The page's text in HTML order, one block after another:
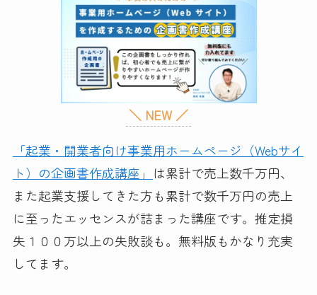
＼ NEW ／
「起業・開業者向け事業用ホームページ（Webサイ
ト）の企画書作成講座」 は累計で売上数千万円、
また起業支援してきた方も累計で数千万円の売上
に至ったエッセンスが詰まった講座です。推定損
失１００万以上の失敗談も。無料版もかなり充実
してます。